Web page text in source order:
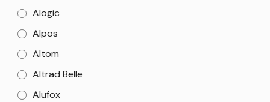
Alogic
Alpos
Altom
Altrad Belle
Alufox